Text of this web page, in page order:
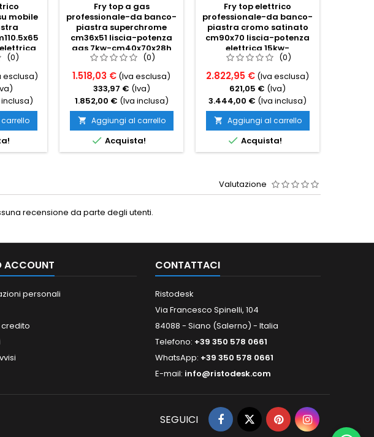
mobile
tri
(0)
esclusa)
Fry top a gas
professionale-da banco-
piastra superchrome
cm36x51 liscia-potenza
gas 7kw-cm40x70x28h
(0)
1.518,03 € (Iva esclusa)
333,97 € (Iva)
1.852,00 € (Iva inclusa)
 Aggiungi al carrello
 Acquista!
Fry top elettrico
professionale-da banco-
piastra cromo satinato
cm90x70 liscia-potenza
elettrica 15kw-
cm90x90x28h-trifase
(0)
2.822,95 € (Iva esclusa)
621,05 € (Iva)
3.444,00 € (Iva inclusa)
 Aggiungi al carrello
 Acquista!
Valutazione
recensione da parte degli utenti.
ACCOUNT
personali
CONTATTACI
Ristodesk
Via Francesco Spinelli, 104
84088 - Siano (Salerno) - Italia
Telefono: +39 350 578 0661
WhatsApp: +39 350 578 0661
E-mail: info@ristodesk.com
SEGUICI